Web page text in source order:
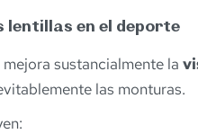
lentillas en el deporte
sustancialmente la
las monturas.